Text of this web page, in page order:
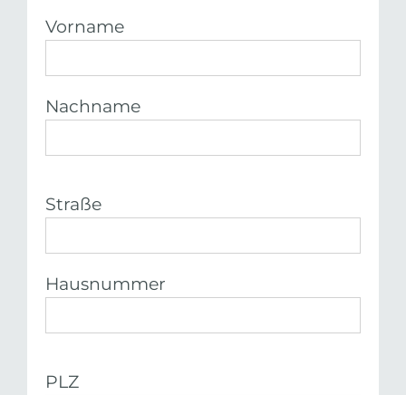
Vorname
Nachname
Straße
Hausnummer
PLZ